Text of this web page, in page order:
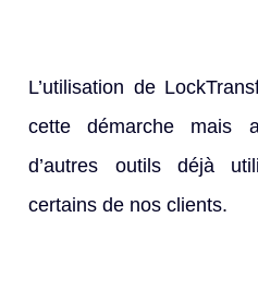
L’utilisation de
cette démarche mais
d’autres outils déjà
certains de nos clients.